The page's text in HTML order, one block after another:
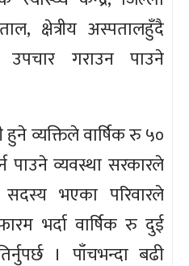
क्षेत्रीय अस्पतालहुँदै
उपचार गराउन पाउने
हुने व्यक्तिले वार्षिक रु ५०
पाउने व्यवस्था सरकारले
भएका परिवारले
भर्दा वार्षिक रु दुई
। पाँचभन्दा बढी